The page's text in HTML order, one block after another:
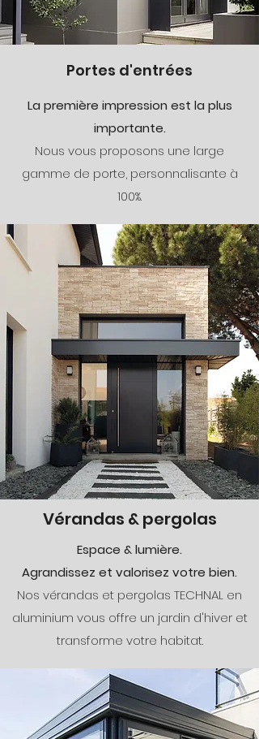
Portes d'entrées
La première impression est la plus
importante.
Nous vous proposons une large
gamme de porte, personnalisante à
100%.
Vérandas & pergolas
Espace & lumière.
Agrandissez et valorisez votre bien.
Nos vérandas et pergolas TECHNAL en
aluminium vous offre un jardin d'hiver et
transforme votre habitat.